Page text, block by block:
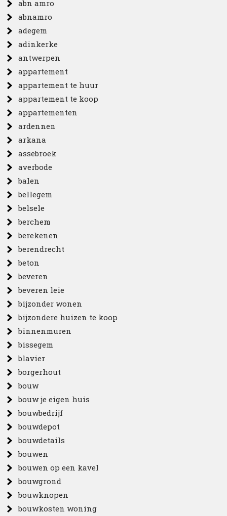
abn amro
abnamro
adegem
adinkerke
antwerpen
appartement
appartement te huur
appartement te koop
appartementen
ardennen
arkana
assebroek
averbode
balen
bellegem
belsele
berchem
berekenen
berendrecht
beton
beveren
beveren leie
bijzonder wonen
bijzondere huizen te koop
binnenmuren
bissegem
blavier
borgerhout
bouw
bouw je eigen huis
bouwbedrijf
bouwdepot
bouwdetails
bouwen
bouwen op een kavel
bouwgrond
bouwknopen
bouwkosten woning